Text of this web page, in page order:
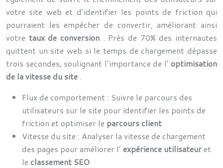
votre site web et d’identifier les points de friction qui
pourraient les empêcher de convertir, améliorant ainsi
votre taux de conversion . Près de 70% des internautes
quittent un site web si le temps de chargement dépasse
trois secondes, soulignant l’importance de l’ optimisation
de la vitesse du site .
Flux de comportement : Suivre le parcours des
utilisateurs sur le site pour identifier les points de
friction et optimiser le parcours client
Vitesse du site : Analyser la vitesse de chargement
des pages pour améliorer l’ expérience utilisateuret
le classement SEO